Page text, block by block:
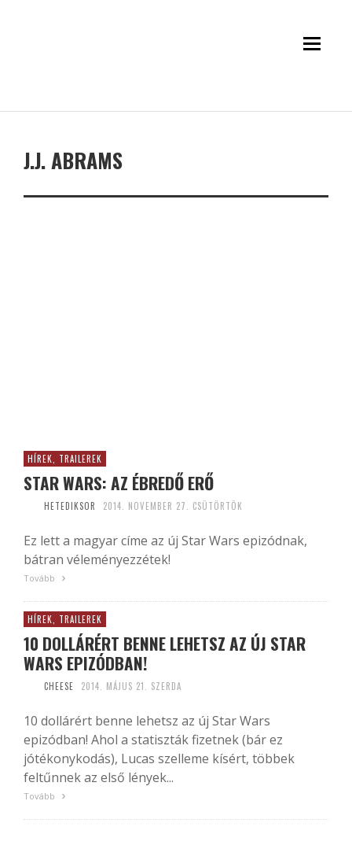
J.J. ABRAMS
HÍREK, TRAILEREK
STAR WARS: AZ ÉBREDŐ ERŐ
HETEDIKSOR 2014. NOVEMBER 27. CSÜTÖRTÖK
Ez lett a magyar címe az új Star Wars epizódnak,
bátran véleményezzétek!
Tovább
HÍREK, TRAILEREK
10 DOLLÁRÉRT BENNE LEHETSZ AZ ÚJ STAR
WARS EPIZÓDBAN!
CHEESE 2014. MÁJUS 21. SZERDA
10 dollárért benne lehetsz az új Star Wars
epizódban! Ahol a statiszták fizetnek (bár ez
jótékonykodás), Lucas szelleme kísért, többek
feltűnnek az első lények...
Tovább